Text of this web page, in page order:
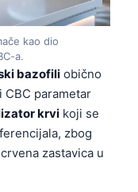
kao dio
a.
bazofili obično
parametar
krvi koji se
zbog
zastavica u